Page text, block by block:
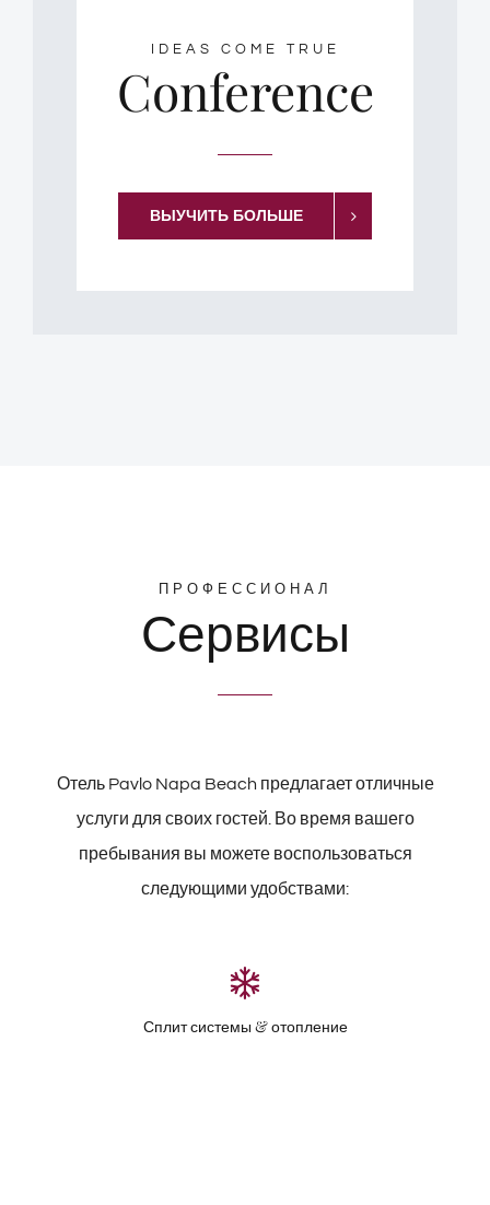
IDEAS COME TRUE
Conference
ВЫУЧИТЬ БОЛЬШЕ
ПРОФЕССИОНАЛ
Сервисы
Отель Pavlo Napa Beach предлагает отличные
услуги для своих гостей. Во время вашего
пребывания вы можете воспользоваться
следующими удобствами:
Сплит системы & отопление